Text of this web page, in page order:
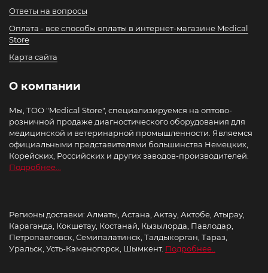
Ответы на вопросы
Оплата - все способы оплаты в интернет-магазине Medical
Store
Карта сайта
О компании
Мы, ТОО "Medical Store", специализируемся на оптово-
розничной продаже диагностического оборудования для
медицинской и ветеринарной промышленности. Являемся
официальными представителями большинства Немецких,
Корейских, Российских и других заводов-производителей.
Подробнее...
Регионы доставки: Алматы, Астана, Актау, Актобе, Атырау,
Караганда, Кокшетау, Костанай, Кызылорда, Павлодар,
Петропавловск, Семипалатинск, Талдыкорган, Тараз,
Уральск, Усть-Каменогорск, Шымкент. Подробнее..